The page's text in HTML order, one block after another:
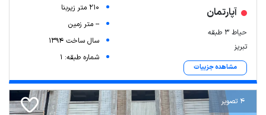
آپارتمان
حیاط ۳ طبقه
تبریز
مشاهده جزییات
210 متر زیربنا
-- متر زمین
سال ساخت 1394
شماره طبقه: 1
4 تصویر